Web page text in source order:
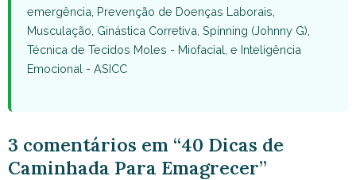
emergência, Prevenção de Doenças Laborais,
Musculação, Ginástica Corretiva, Spinning (Johnny G),
Técnica de Tecidos Moles - Miofacial, e Inteligência
Emocional - ASICC
3 comentários em “40 Dicas de
Caminhada Para Emagrecer”